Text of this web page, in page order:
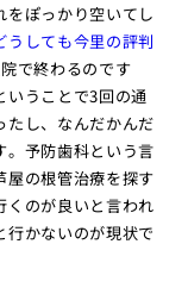
をぽっかり空いてし
うしても今里の評判
で終わるのです
いうことで3回の通
たし、なんだかんだ
。予防歯科という言
屋の根管治療を探す
くのが良いと言われ
行かないのが現状で